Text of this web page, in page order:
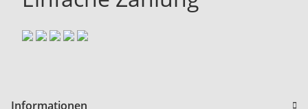
Informationen